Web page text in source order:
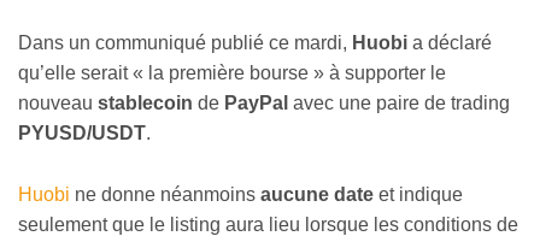
Dans un communiqué publié ce mardi, Huobi a déclaré
qu’elle serait « la première bourse » à supporter le
nouveau stablecoin de PayPal avec une paire de trading
PYUSD/USDT.
Huobi ne donne néanmoins aucune date et indique
seulement que le listing aura lieu lorsque les conditions de